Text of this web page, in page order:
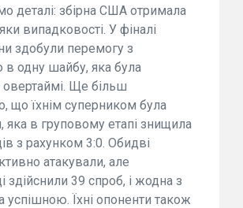
деталі: збірна США отримала
випадковості. У фіналі
здобули перемогу з
в одну шайбу, яка була
овертаймі. Ще більш
що їхнім суперником була
яка в груповому етапі знищила
з рахунком 3:0. Обидві
атакували, але
здійснили 39 спроб, і жодна з
успішною. Їхні опоненти також